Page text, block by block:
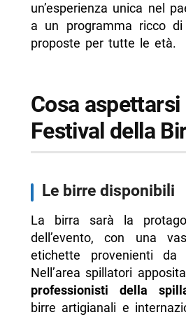
un’esperienza unica nel
a un programma ricco
proposte per tutte le età.
Cosa aspettarsi
Festival della
Le birre disponibili
La birra sarà la
dell’evento, con una
etichette provenienti
Nell’area spillatori
professionisti della
birre artigianali e